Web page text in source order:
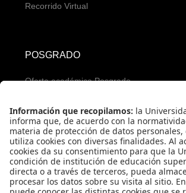
Recorrido Virtual
POSGRADO
Oferta académica Posgrado
Proceso de admisión Posgrado
Servicios financieros
REDES SOCIALES PREGRADO